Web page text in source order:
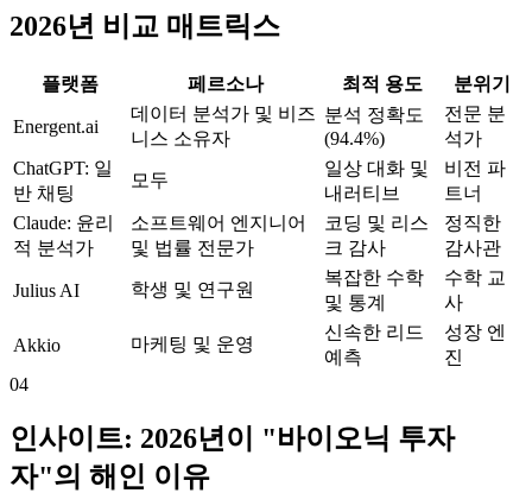
2026년 비교 매트릭스
플랫폼 페르소나 최적 용도 분위기
Energent.ai
데이터 분석가 및 비즈
니스 소유자
분석 정확도
(94.4%)
전문 분
석가
ChatGPT: 일
반 채팅
모두
일상 대화 및
내러티브
비전 파
트너
Claude: 윤리
적 분석가
소프트웨어 엔지니어
및 법률 전문가
코딩 및 리스
크 감사
정직한
감사관
Julius AI 학생 및 연구원
복잡한 수학
및 통계
수학 교
사
Akkio 마케팅 및 운영
신속한 리드
예측
성장 엔
진
04
인사이트: 2026년이 "바이오닉 투자
자"의 해인 이유